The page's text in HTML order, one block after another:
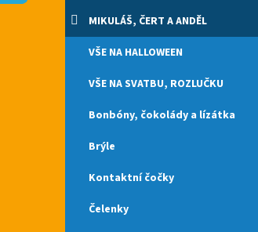
e
l
MIKULÁŠ, ČERT A ANDĚL
VŠE NA HALLOWEEN
VŠE NA SVATBU, ROZLUČKU
Bonbóny, čokolády a lízátka
Brýle
Kontaktní čočky
Čelenky